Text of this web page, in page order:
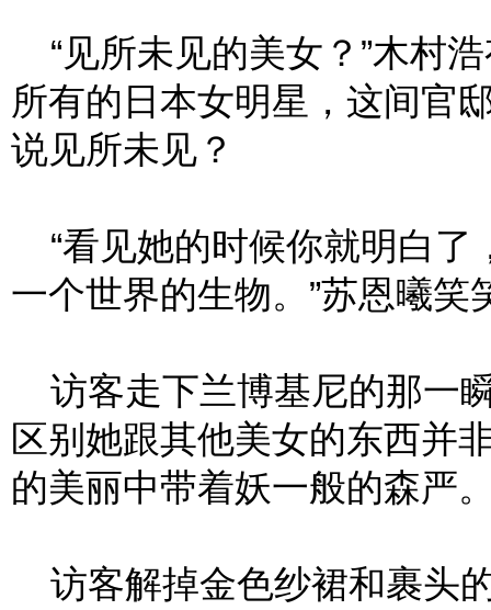
“见所未见的美女？”木村
所有的日本女明星，这间官
说见所未见？
“看见她的时候你就明白了
一个世界的生物。”苏恩曦笑
访客走下兰博基尼的那一
区别她跟其他美女的东西并
的美丽中带着妖一般的森严
访客解掉金色纱裙和裹头